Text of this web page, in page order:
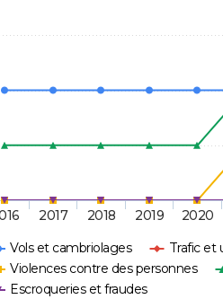
Vols et cambriolages
Trafic et
Violences contre des personnes
Escroqueries et fraudes
2017 2018 2019 2020